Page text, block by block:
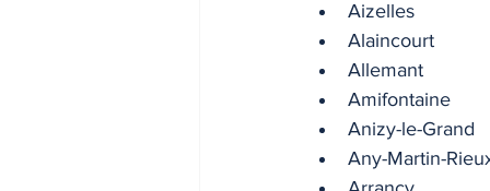
ACTU PRO
Taux de l'usure
Aizelles
Alaincourt
Allemant
Amifontaine
Anizy-le-Grand
Any-Martin-